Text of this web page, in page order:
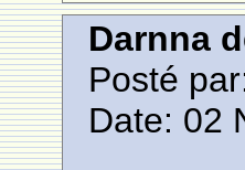
Darnna
Posté
Date: 02